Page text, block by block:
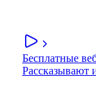
Бесплатные
Рассказывают